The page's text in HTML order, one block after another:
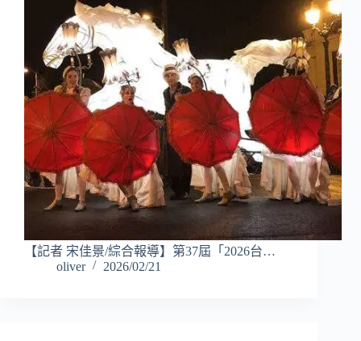
【記者 宋佳景/綜合報導】第37屆「2026台…
oliver
2026/02/21